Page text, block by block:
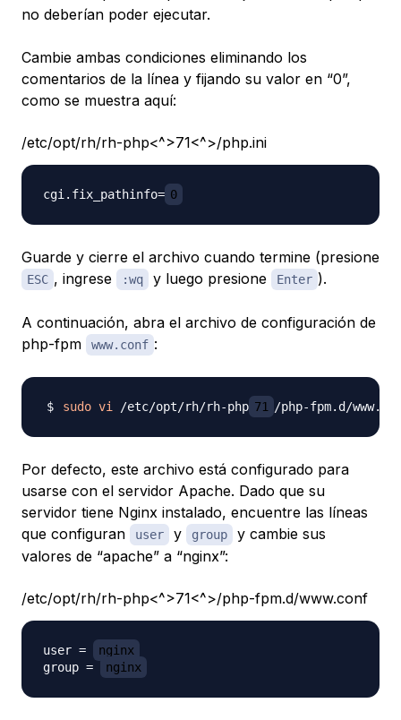
no deberían poder ejecutar.
Cambie ambas condiciones eliminando los
comentarios de la línea y fijando su valor en “0”,
como se muestra aquí:
/etc/opt/rh/rh-php<^>71<^>/php.ini
cgi.fix_pathinfo= 0
Guarde y cierre el archivo cuando termine (presione
ESC , ingrese :wq y luego presione Enter ).
A continuación, abra el archivo de configuración de
php-fpm
www.conf :
sudo vi /etc/opt/rh/rh-php 71
Por defecto, este archivo está configurado para
usarse con el servidor Apache. Dado que su
servidor tiene Nginx instalado, encuentre las líneas
que configuran
user y group
y cambie sus
valores de “apache” a “nginx”:
/etc/opt/rh/rh-php<^>71<^>/php-fpm.d/www.conf
user =
nginx
group =
nginx